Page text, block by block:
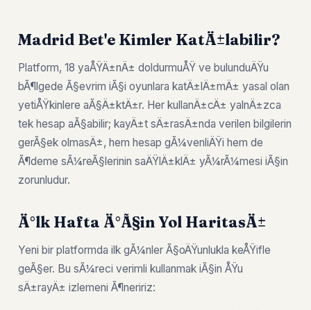
Madrid Bet'e Kimler KatÄ±labilir?
Platform, 18 yaÅŸÄ±nÄ± doldurmuÅŸ ve bulunduÄŸu
bÃ¶lgede Ã§evrim iÃ§i oyunlara katÄ±lÄ±mÄ± yasal olan
yetiÅŸkinlere aÃ§Ä±ktÄ±r. Her kullanÄ±cÄ± yalnÄ±zca
tek hesap aÃ§abilir; kayÄ±t sÄ±rasÄ±nda verilen bilgilerin
gerÃ§ek olmasÄ±, hem hesap gÃ¼venliÄŸi hem de
Ã¶deme sÃ¼reÃ§lerinin saÄŸlÄ±klÄ± yÃ¼rÃ¼mesi iÃ§in
zorunludur.
Ä°lk Hafta Ä°Ã§in Yol HaritasÄ±
Yeni bir platformda ilk gÃ¼nler Ã§oÄŸunlukla keÅŸifle
geÃ§er. Bu sÃ¼reci verimli kullanmak iÃ§in ÅŸu
sÄ±rayÄ± izlemeni Ã¶neririz: